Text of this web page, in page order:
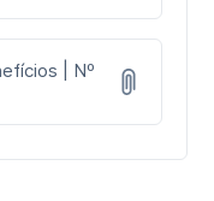
| Nº